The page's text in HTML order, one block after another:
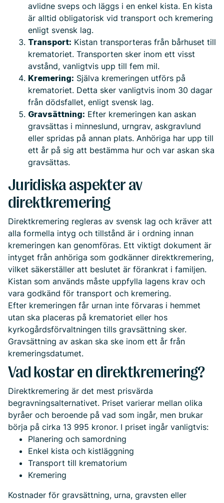
avlidne sveps och läggs i en enkel kista. En kista
är alltid obligatorisk vid transport och kremering
enligt svensk lag.
Transport: Kistan transporteras från bårhuset till
krematoriet. Transporten sker inom ett visst
avstånd, vanligtvis upp till fem mil.
Kremering: Själva kremeringen utförs på
krematoriet. Detta sker vanligtvis inom 30 dagar
från dödsfallet, enligt svensk lag.
Gravsättning: Efter kremeringen kan askan
gravsättas i minneslund, urngrav, askgravlund
eller spridas på annan plats. Anhöriga har upp till
ett år på sig att bestämma hur och var askan ska
gravsättas.
Juridiska aspekter av
direktkremering
Direktkremering regleras av svensk lag och kräver att
alla formella intyg och tillstånd är i ordning innan
kremeringen kan genomföras. Ett viktigt dokument är
intyget från anhöriga som godkänner direktkremering,
vilket säkerställer att beslutet är förankrat i familjen.
Kistan som används måste uppfylla lagens krav och
vara godkänd för transport och kremering.
Efter kremeringen får urnan inte förvaras i hemmet
utan ska placeras på krematoriet eller hos
kyrkogårdsförvaltningen tills gravsättning sker.
Gravsättning av askan ska ske inom ett år från
kremeringsdatumet.
Vad kostar en direktkremering?
Direktkremering är det mest prisvärda
begravningsalternativet. Priset varierar mellan olika
byråer och beroende på vad som ingår, men brukar
börja på cirka 13 995 kronor. I priset ingår vanligtvis:
Planering och samordning
Enkel kista och kistläggning
Transport till krematorium
Kremering
Kostnader för gravsättning, urna, gravsten eller